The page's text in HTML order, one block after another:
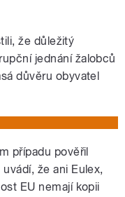
že důležitý
jednání žalobců
důvěru obyvatel
případu pověřil
že ani Eulex,
EU nemají kopii